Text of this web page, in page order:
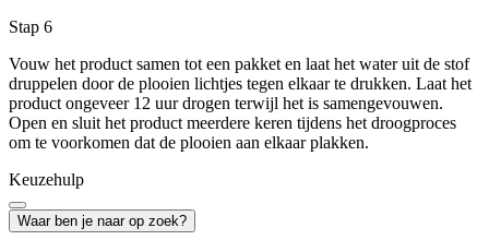
Stap 6
Vouw het product samen tot een pakket en laat het water uit de stof
druppelen door de plooien lichtjes tegen elkaar te drukken. Laat het
product ongeveer 12 uur drogen terwijl het is samengevouwen.
Open en sluit het product meerdere keren tijdens het droogproces
om te voorkomen dat de plooien aan elkaar plakken.
Keuzehulp
Waar ben je naar op zoek?